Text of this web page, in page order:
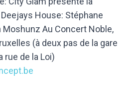
House: Stéphane
Au Concert Noble,
(à deux pas de la gare
rue de la Loi)